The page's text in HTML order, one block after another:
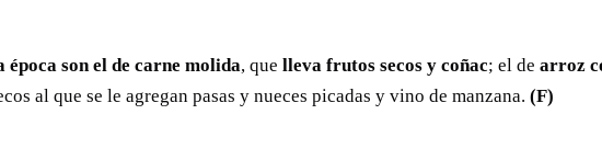
época son el de carne molida, que lleva frutos secos y coñac; el de arroz
al que se le agregan pasas y nueces picadas y vino de manzana. (F)